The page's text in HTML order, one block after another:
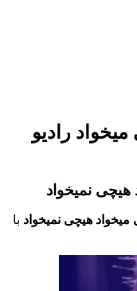
رادیو
هیچی نمیخواد
هیچی نمیخواد با